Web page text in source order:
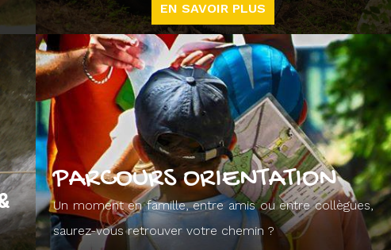
EN SAVOIR PLUS
PARCOURS ORIENTATION
Un moment en famille, entre amis ou entre collègues,
saurez-vous retrouver votre chemin ?